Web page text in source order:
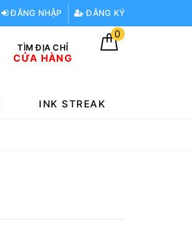
ĐĂNG NHẬP ĐĂNG KÝ
TÌM ĐỊA CHỈ
CỬA HÀNG
0
INK STREAK